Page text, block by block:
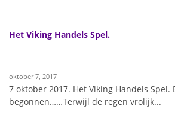
Het Viking Handels Spel.
oktober 7, 2017
7 oktober 2017. Het Viking Handels Spel.
begonnen……Terwijl de regen vrolijk...